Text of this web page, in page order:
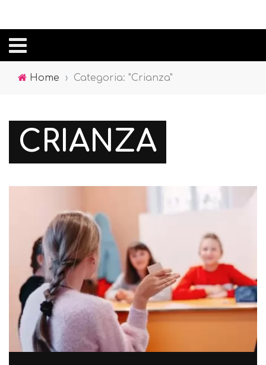
Home › Categoria: "Crianza"
CRIANZA